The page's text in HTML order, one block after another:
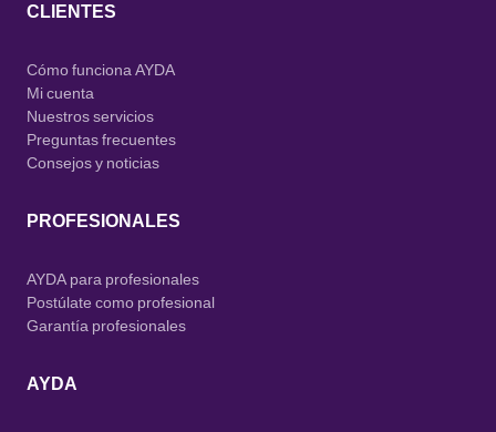
CLIENTES
Cómo funciona AYDA
Mi cuenta
Nuestros servicios
Preguntas frecuentes
Consejos y noticias
PROFESIONALES
AYDA para profesionales
Postúlate como profesional
Garantía profesionales
AYDA